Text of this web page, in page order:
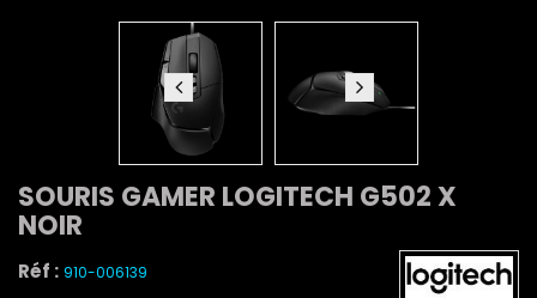
SOURIS GAMER LOGITECH G502 X
NOIR
Réf : 910-006139